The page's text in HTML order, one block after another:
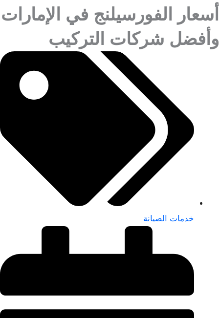
أسعار الفورسيلنج في الإمارات
وأفضل شركات التركيب
خدمات الصيانة